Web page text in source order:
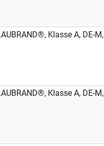
Klasse A, DE-
Klasse A, DE-